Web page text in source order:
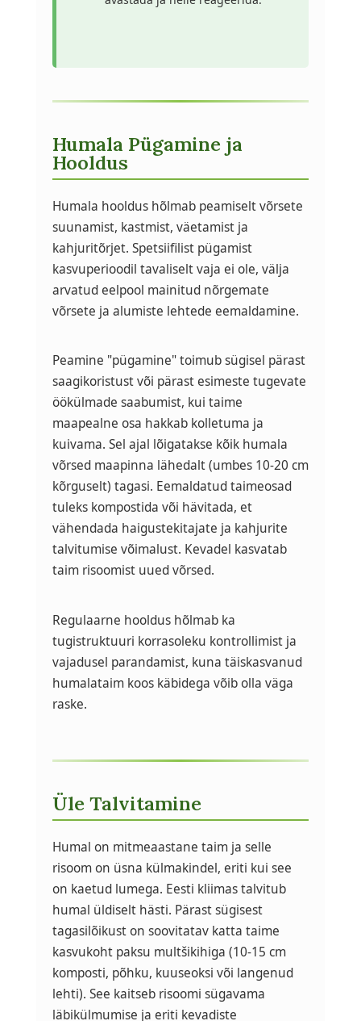
Humala Pügamine ja
Hooldus
Humala hooldus hõlmab peamiselt võrsete
suunamist, kastmist, väetamist ja
kahjuritõrjet. Spetsiifilist pügamist
kasvuperioodil tavaliselt vaja ei ole, välja
arvatud eelpool mainitud nõrgemate
võrsete ja alumiste lehtede eemaldamine.
Peamine "pügamine" toimub sügisel pärast
saagikoristust või pärast esimeste tugevate
öökülmade saabumist, kui taime
maapealne osa hakkab kolletuma ja
kuivama. Sel ajal lõigatakse kõik humala
võrsed maapinna lähedalt (umbes 10-20 cm
kõrguselt) tagasi. Eemaldatud taimeosad
tuleks kompostida või hävitada, et
vähendada haigustekitajate ja kahjurite
talvitumise võimalust. Kevadel kasvatab
taim risoomist uued võrsed.
Regulaarne hooldus hõlmab ka
tugistruktuuri korrasoleku kontrollimist ja
vajadusel parandamist, kuna täiskasvanud
humalataim koos käbidega võib olla väga
raske.
Üle Talvitamine
Humal on mitmeaastane taim ja selle
risoom on üsna külmakindel, eriti kui see
on kaetud lumega. Eesti kliimas talvitub
humal üldiselt hästi. Pärast sügisest
tagasilõikust on soovitatav katta taime
kasvukoht paksu multšikihiga (10-15 cm
komposti, põhku, kuuseoksi või langenud
lehti). See kaitseb risoomi sügavama
läbikülmumise ja eriti kevadiste